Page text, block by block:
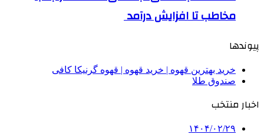
مخاطب تا افزایش درآمد
پیوندها
خرید بهترین قهوه | خرید قهوه | قهوه گرنیکا کافی
صندوق طلا
اخبار منتخب
۱۴۰۴/۰۲/۲۹